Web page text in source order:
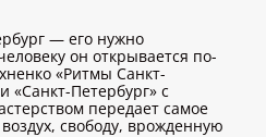
— его нужно
он открывается по-
«Ритмы Санкт-
«Санкт-Петербург» с
передает самое
свободу, врожденную